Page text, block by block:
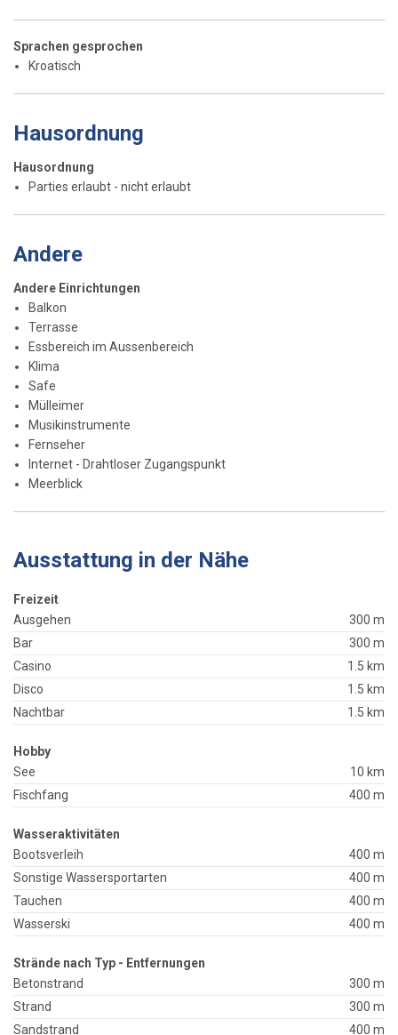
Sprachen gesprochen
Kroatisch
Hausordnung
Hausordnung
Parties erlaubt - nicht erlaubt
Andere
Andere Einrichtungen
Balkon
Terrasse
Essbereich im Aussenbereich
Klima
Safe
Mülleimer
Musikinstrumente
Fernseher
Internet - Drahtloser Zugangspunkt
Meerblick
Ausstattung in der Nähe
Freizeit
Ausgehen
300 m
Bar
300 m
Casino
1.5 km
Disco
1.5 km
Nachtbar
1.5 km
Hobby
See
10 km
Fischfang
400 m
Wasseraktivitäten
Bootsverleih
400 m
Sonstige Wassersportarten
400 m
Tauchen
400 m
Wasserski
400 m
Strände nach Typ - Entfernungen
Betonstrand
300 m
Strand
300 m
Sandstrand
400 m